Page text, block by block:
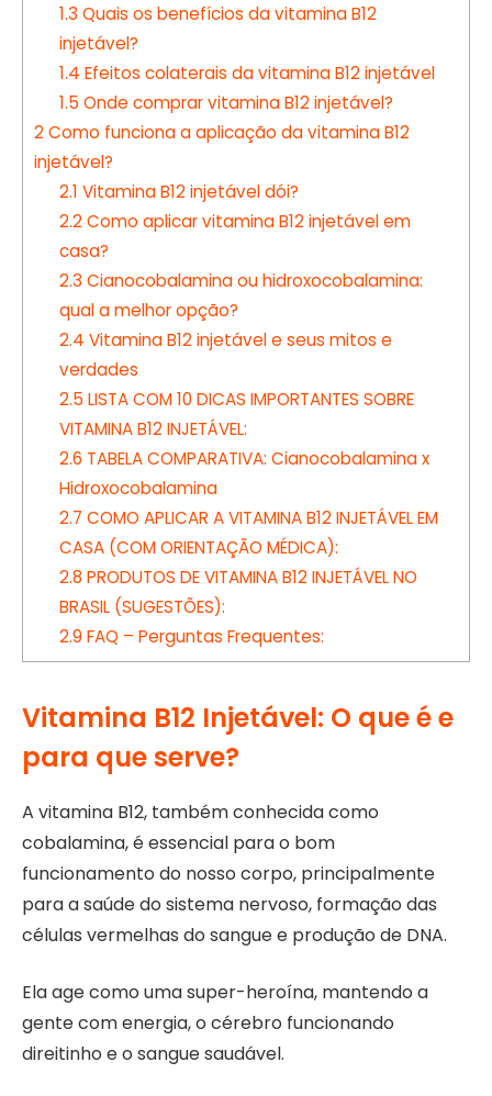
1.3 Quais os benefícios da vitamina B12
injetável?
1.4 Efeitos colaterais da vitamina B12 injetável
1.5 Onde comprar vitamina B12 injetável?
2Como funciona a aplicação da vitamina B12
injetável?
2.1 Vitamina B12 injetável dói?
2.2Como aplicar vitamina B12 injetável em
casa?
2.3 Cianocobalamina ou hidroxocobalamina:
qual a melhor opção?
2.4 Vitamina B12 injetável e seus mitos e
verdades
2.5 LISTA COM 10 DICAS IMPORTANTES SOBRE
VITAMINA B12 INJETÁVEL:
2.6 TABELA COMPARATIVA: Cianocobalamina x
Hidroxocobalamina
2.7 COMO APLICAR A VITAMINA B12 INJETÁVEL EM
CASA (COM ORIENTAÇÃO MÉDICA):
2.8 PRODUTOS DE VITAMINA B12 INJETÁVEL NO
BRASIL (SUGESTÕES):
2.9 FAQ – Perguntas Frequentes:
Vitamina B12 Injetável: O que é e
para que serve?
A vitamina B12, também conhecida como
cobalamina, é essencial para o bom
funcionamento do nosso corpo, principalmente
para a saúde do sistema nervoso, formação das
células vermelhas do sangue e produção de DNA.
Ela age como uma super-heroína, mantendo a
gente com energia, o cérebro funcionando
direitinho e o sangue saudável.